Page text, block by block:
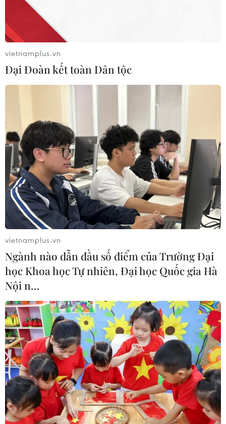
Mỹ: Trụ sở Facebook bị đe dọa đánh bom,
nhân viên sơ tán an toàn
12/12/2018 03:50
Hãng Facebook cho biết đang tiến hành điều tra sau khi
nhận được đe dọa đánh bom nhằm trụ sở tại thành phố
Menlo Park, thuộc Vịnh San Francisco, ở bang California
của Mỹ.
Đối tượng nặc danh đe dọa đánh
vietnamplus.vn
Đại Đoàn kết toàn Dân tộc
vietnamplus.vn
Ngành nào dẫn đầu số điểm của Trường Đại
học Khoa học Tự nhiên, Đại học Quốc gia Hà
Nội n…